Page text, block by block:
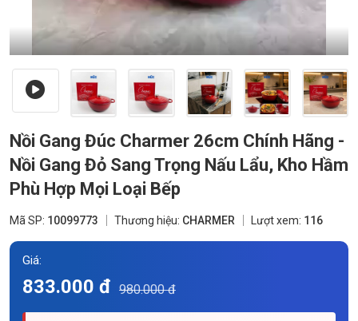
Nồi Gang Đúc Charmer 26cm Chính Hãng -
Nồi Gang Đỏ Sang Trọng Nấu Lẩu, Kho Hầm
Phù Hợp Mọi Loại Bếp
Mã SP: 10099773 Thương hiệu: CHARMER Lượt xem: 116
Giá:
833.000 đ 980.000 đ